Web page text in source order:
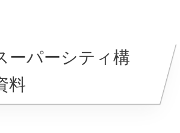
ーパーシティ構
料